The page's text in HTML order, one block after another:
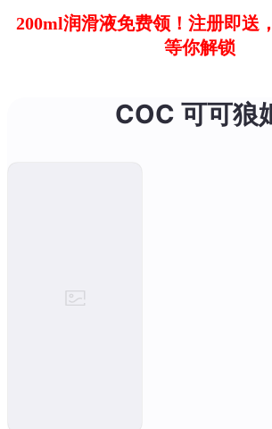
200ml润滑液免费领！注册即送
等你解锁
COC 可可狼